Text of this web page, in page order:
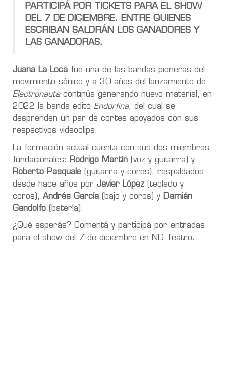
PARTICIPÁ POR TICKETS PARA EL SHOW
DEL 7 DE DICIEMBRE. ENTRE QUIENES
ESCRIBAN SALDRÁN LOS GANADORES Y
LAS GANADORAS.
Juana La Loca fue una de las bandas pioneras del
movimiento sónico y a 30 años del lanzamiento de
Electronautacontinúa generando nuevo material, en
2022 la banda editó Endorfina, del cual se
desprenden un par de cortes apoyados con sus
respectivos videoclips.
La formación actual cuenta con sus dos miembros
fundacionales:
Rodrigo Martín (voz y guitarra) y
Roberto Pasquale (guitarra y coros), respaldados
desde hace años por Javier López (teclado y
coros), Andrés García (bajo y coros) y Damián
Gandolfo (batería).
¿Qué esperás? Comentá y participá por entradas
para el show del 7 de diciembre en ND Teatro.